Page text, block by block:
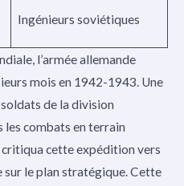
Ingénieurs soviétiques
l’armée allemande
mois en 1942-1943. Une
de la division
les combats en terrain
cette expédition vers
sur le plan stratégique. Cette